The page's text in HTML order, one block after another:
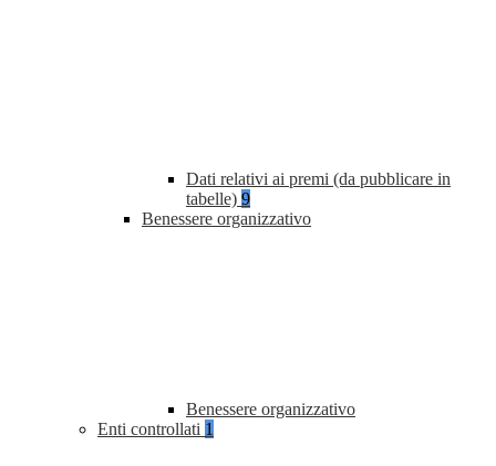
Dati relativi ai premi (da pubblicare in
tabelle) 9
Benessere organizzativo
Benessere organizzativo
Enti controllati 1